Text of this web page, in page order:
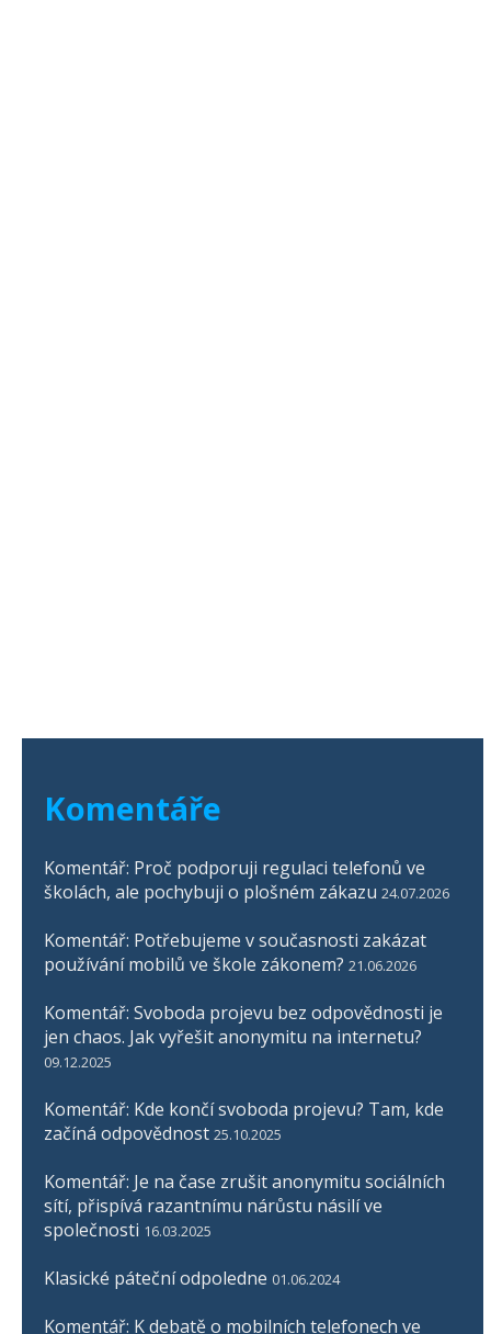
Komentáře
Komentář: Proč podporuji regulaci telefonů ve
školách, ale pochybuji o plošném zákazu 24.07.2026
Komentář: Potřebujeme v současnosti zakázat
používání mobilů ve škole zákonem? 21.06.2026
Komentář: Svoboda projevu bez odpovědnosti je
jen chaos. Jak vyřešit anonymitu na internetu?
09.12.2025
Komentář: Kde končí svoboda projevu? Tam, kde
začíná odpovědnost 25.10.2025
Komentář: Je na čase zrušit anonymitu sociálních
sítí, přispívá razantnímu nárůstu násilí ve
společnosti 16.03.2025
Klasické páteční odpoledne 01.06.2024
Komentář: K debatě o mobilních telefonech ve